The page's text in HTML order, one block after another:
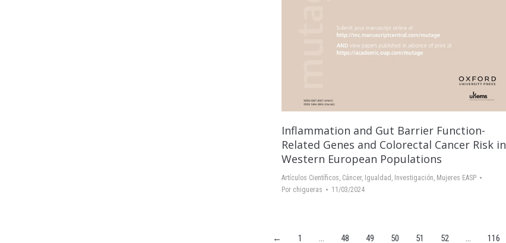
Inflammation and Gut Barrier Function-
Related Genes and Colorectal Cancer Risk in
Western European Populations
Artículos Científicos, Cáncer, Igualdad , Investigación, Mujeres EASP
Por chigueras 11/03/2024
← 1 … 48 49 50 51 52 … 116